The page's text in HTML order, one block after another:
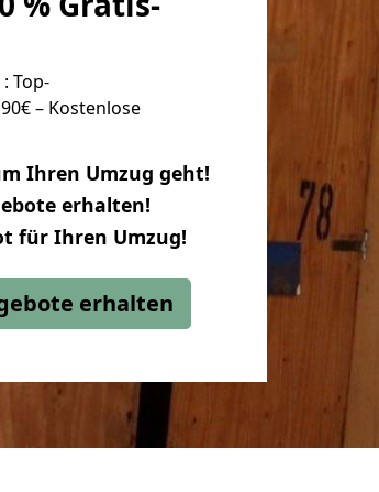
Top-
– Kostenlose
Ihren Umzug geht!
erhalten!
für Ihren Umzug!
erhalten